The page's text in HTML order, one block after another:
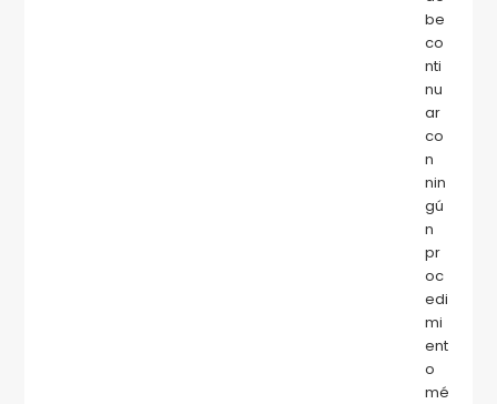
be
co
nti
nu
ar
co
n
nin
gú
n
pr
oc
edi
mi
ent
o
mé